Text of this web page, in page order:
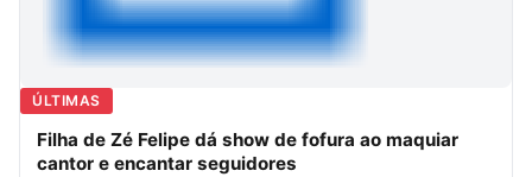
ÚLTIMAS
Filha de Zé Felipe dá show de fofura ao maquiar
cantor e encantar seguidores